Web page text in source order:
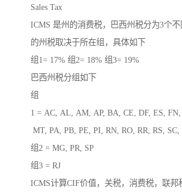
Sales Tax
ICMS 是州的消费税，巴西州税分为3个
的州税取决于所在组，具体如下
组1= 17% 组2= 18% 组3= 19%
巴西州税分组如下
组
1 = AC, AL, AM, AP, BA, CE, DF, ES,
MT, PA, PB, PE, PI, RN, RO, RR, RS,
组2 = MG, PR, SP
组3 = RJ
ICMS计算CIF价值，关税，消费税，联邦